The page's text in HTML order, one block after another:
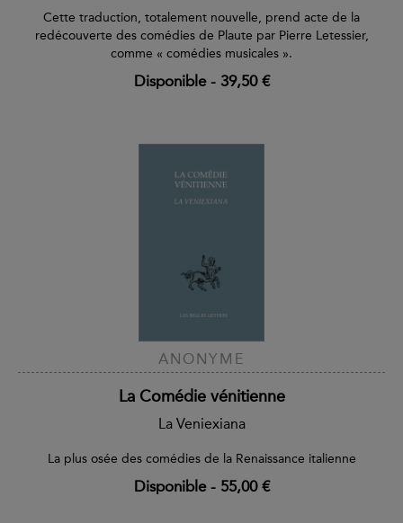
Cette traduction, totalement nouvelle, prend acte de la
redécouverte des comédies de Plaute par Pierre Letessier,
comme « comédies musicales ».
Disponible- 39,50 €
ANONYME
La Comédie vénitienne
La Veniexiana
La plus osée des comédies de la Renaissance italienne
Disponible- 55,00 €